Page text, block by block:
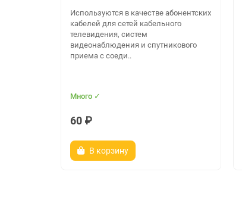
Используются в качестве абонентских
кабелей для сетей кабельного
телевидения, систем
видеонаблюдения и спутникового
приема с соеди..
Много ✓
60 ₽
В корзину